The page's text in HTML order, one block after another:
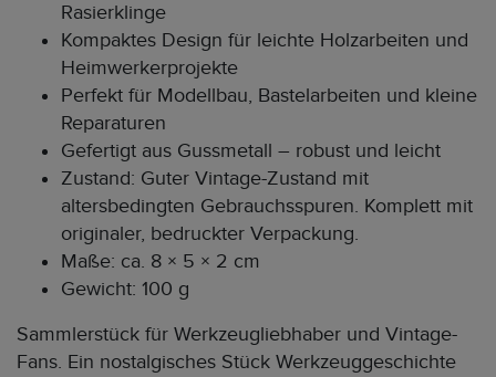
Rasierklinge
Kompaktes Design für leichte Holzarbeiten und
Heimwerkerprojekte
Perfekt für Modellbau, Bastelarbeiten und kleine
Reparaturen
Gefertigt aus Gussmetall – robust und leicht
Zustand: Guter Vintage-Zustand mit
altersbedingten Gebrauchsspuren. Komplett mit
originaler, bedruckter Verpackung.
Maße: ca. 8 × 5 × 2 cm
Gewicht: 100 g
Sammlerstück für Werkzeugliebhaber und Vintage-
Fans. Ein nostalgisches Stück Werkzeuggeschichte